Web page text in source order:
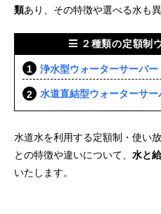
類あり、その特徴や選べる水も異
２種類の定額制
浄水型ウォーターサーバー
水道直結型ウォーターサー
水道水を利用する定額制・使い
との特徴や違いについて、 水と
いたします。